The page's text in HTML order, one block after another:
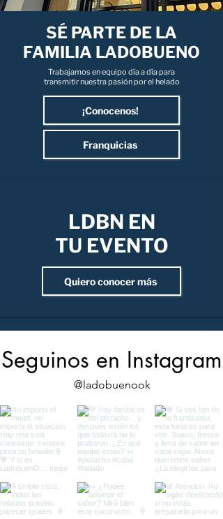
SÉ PARTE DE LA
FAMILIA LADOBUENO
Trabajamos en equipo día a día para
transmitir nuestra pasión por el helado
¡Conocenos!
Franquicias
Quiero conocer más
LDBN EN
TU EVENTO
Seguinos en Instagram
@ladobuenook